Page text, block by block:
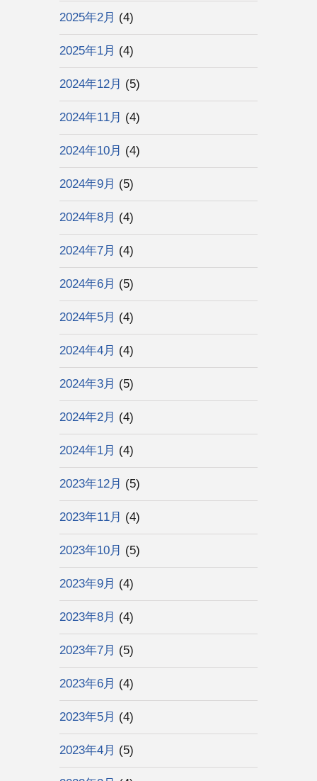
2025年2月 (4)
2025年1月 (4)
2024年12月 (5)
2024年11月 (4)
2024年10月 (4)
2024年9月 (5)
2024年8月 (4)
2024年7月 (4)
2024年6月 (5)
2024年5月 (4)
2024年4月 (4)
2024年3月 (5)
2024年2月 (4)
2024年1月 (4)
2023年12月 (5)
2023年11月 (4)
2023年10月 (5)
2023年9月 (4)
2023年8月 (4)
2023年7月 (5)
2023年6月 (4)
2023年5月 (4)
2023年4月 (5)